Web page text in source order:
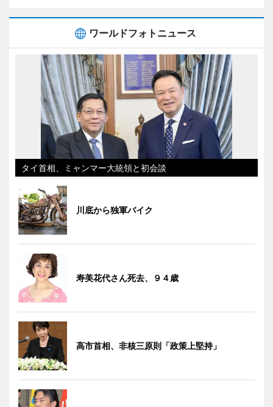
ワールドフォトニュース
タイ首相、ミャンマー大統領と初会談
川底から独軍バイク
寿美花代さん死去、９４歳
高市首相、非核三原則「政策上堅持」